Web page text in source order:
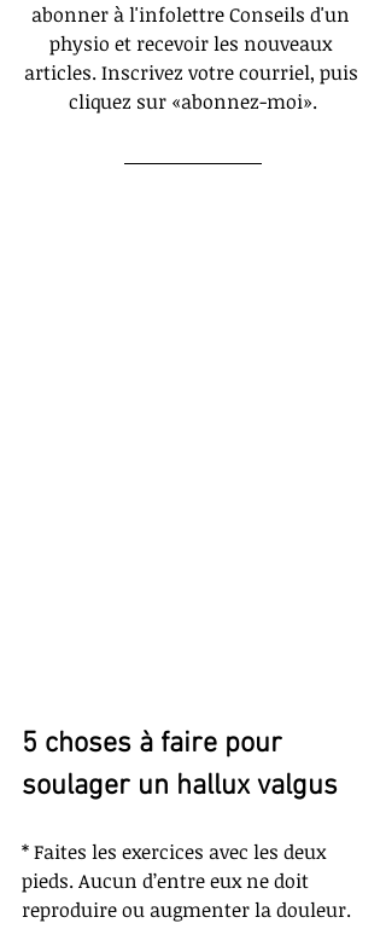
abonner à l'infolettre Conseils d'un
physio et recevoir les nouveaux
articles. Inscrivez votre courriel, puis
cliquez sur «abonnez-moi».
5 choses à faire pour
soulager un hallux valgus
* Faites les exercices avec les deux
pieds. Aucun d’entre eux ne doit
reproduire ou augmenter la douleur.